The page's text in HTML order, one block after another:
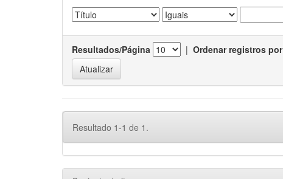
Resultados/Página | Ordenar registros por
Resultado 1-1 de 1.